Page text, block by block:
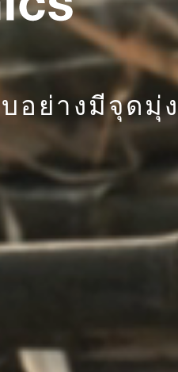
อย่างมีจุดมุ่